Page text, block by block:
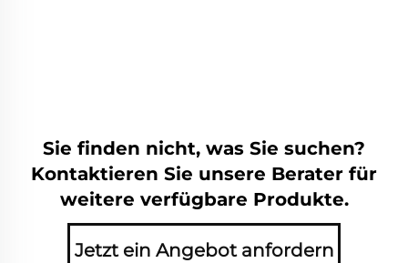
Sie finden nicht, was Sie suchen?
Kontaktieren Sie unsere Berater für
weitere verfügbare Produkte.
Jetzt ein Angebot anfordern